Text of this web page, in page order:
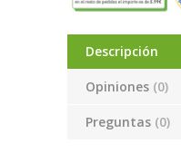
Descripción
Opiniones (0)
Preguntas (0)